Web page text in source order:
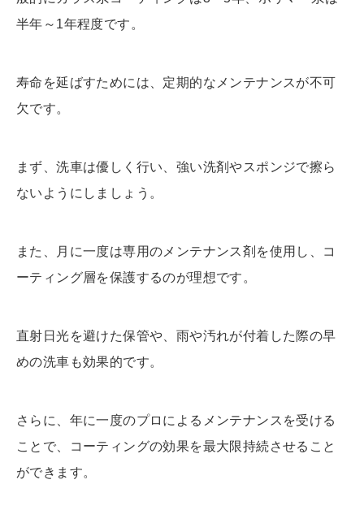
半年～1年程度です。
寿命を延ばすためには、定期的なメンテナンスが不可
欠です。
まず、洗車は優しく行い、強い洗剤やスポンジで擦ら
ないようにしましょう。
また、月に一度は専用のメンテナンス剤を使用し、コ
ーティング層を保護するのが理想です。
直射日光を避けた保管や、雨や汚れが付着した際の早
めの洗車も効果的です。
さらに、年に一度のプロによるメンテナンスを受ける
ことで、コーティングの効果を最大限持続させること
ができます。